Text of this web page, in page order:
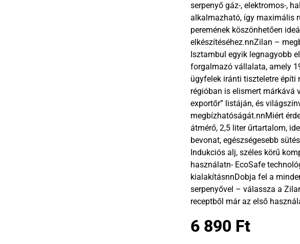
serpenyő gáz-, elektromos-,
alkalmazható, így maximális
peremének köszönhetően
elkészítéséhez.nnZilan –
Isztambul egyik legnagyobb
forgalmazó vállalata, amely
ügyfelek iránti tiszteletre
régióban is elismert márkává
exportőr” listáján, és
megbízhatóságát.nnMiért
átmérő, 2,5 liter űrtartalom,
bevonat, egészségesebb
Indukciós alj, széles körű
használatn- EcoSafe
kialakításnnDobja fel a
serpenyővel – válassza a
receptből már az első
6 890 Ft